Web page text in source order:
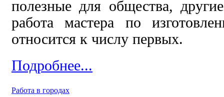
полезные для общества,
работа мастера по
относится к числу первых.
Подробнее...
Работа в городах